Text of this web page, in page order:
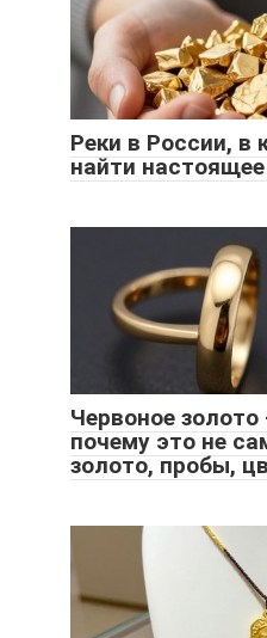
Реки в России, в
найти
Червоное
почему это не
золото, пробы,